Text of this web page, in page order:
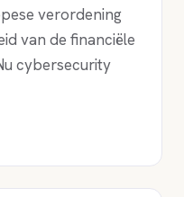
verordening
van de financiële
cybersecurity